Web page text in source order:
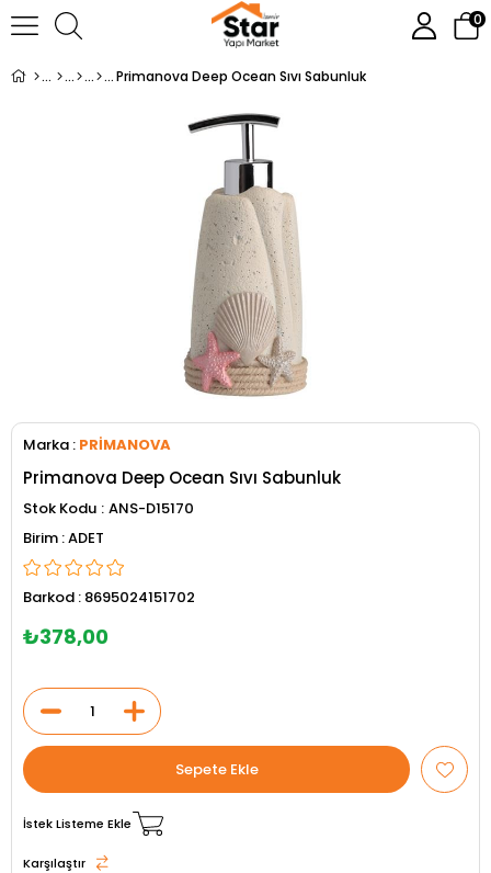
0
Primanova Deep Ocean Sıvı Sabunluk
Marka : PRİMANOVA
Primanova Deep Ocean Sıvı Sabunluk
Stok Kodu ANS-D15170
ADET
Barkod : 8695024151702
₺378,00
İstek Listeme Ekle
Karşılaştır